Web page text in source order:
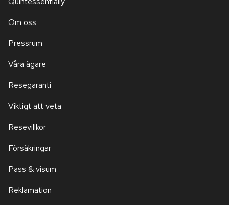
Om oss
Pressrum
Våra ägare
Resegaranti
Viktigt att veta
Resevillkor
Försäkringar
Pass & visum
Reklamation